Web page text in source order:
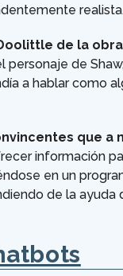
de la
personaje de
a hablar como
que a
información
en un
de la ayuda